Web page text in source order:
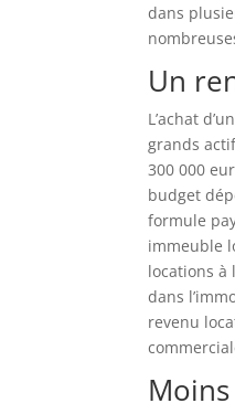
dans
Un
L’achat
grands
300 000
budget
formule
immeuble
locations à
dans
revenu